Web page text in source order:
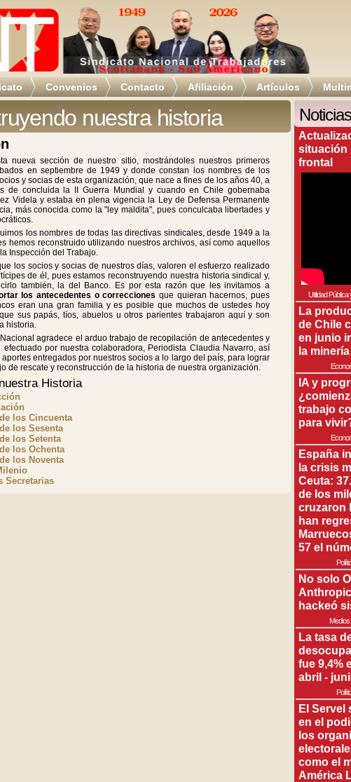
Convenios Contacto Afiliación Artículos
nuestra historia
nueva sección de nuestro sitio, mostrándoles nuestros primeros
en septiembre de 1949 y donde constan los nombres de los
y socias de esta organización, que nace a fines de los años 40, a
de concluida la II Guerra Mundial y cuando en Chile gobernaba
Videla y estaba en plena vigencia la Ley de Defensa Permanente
más conocida como la "ley maldita", pues conculcaba libertades y
los nombres de todas las directivas sindicales, desde 1949 a la
hemos reconstruido utilizando nuestros archivos, así como aquellos
Inspección del Trabajo.
los socios y socias de nuestros días, valoren el esfuerzo realizado
de él, pues estamos reconstruyendo nuestra historia sindical y,
también, la del Banco. Es por esta razón que les invitamos a
los antecedentes o correcciones que quieran hacernos, pues
eran una gran familia y es posible que muchos de ustedes hoy
sus papás, tíos, abuelos u otros parientes trabajaron aquí y son
historia.
agradece el arduo trabajo de recopilación de antecedentes y
efectuado por nuestra colaboradora, Periodista Claudia Navarro, así
entregados por nuestros socios a lo largo del país, para lograr
de rescate y reconstrucción de la historia de nuestra organización.
Historia
los Cincuenta
los Sesenta
los Setenta
los Ochenta
los Noventa
Secretarias
Noticias
situación
frontal
Utilidad
La
de Chile
en junio
la
IA y
trabajo
para
España
la crisis
Ceuta:
de los
cruzaron
han
57 el
No solo
hackeó
La tasa
fue 9,4%
abril -
El Servel
en el
los
como el
América